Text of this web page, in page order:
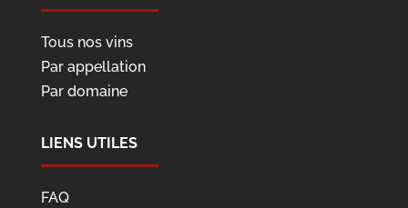
Tous nos vins
Par appellation
Par domaine
LIENS UTILES
FAQ